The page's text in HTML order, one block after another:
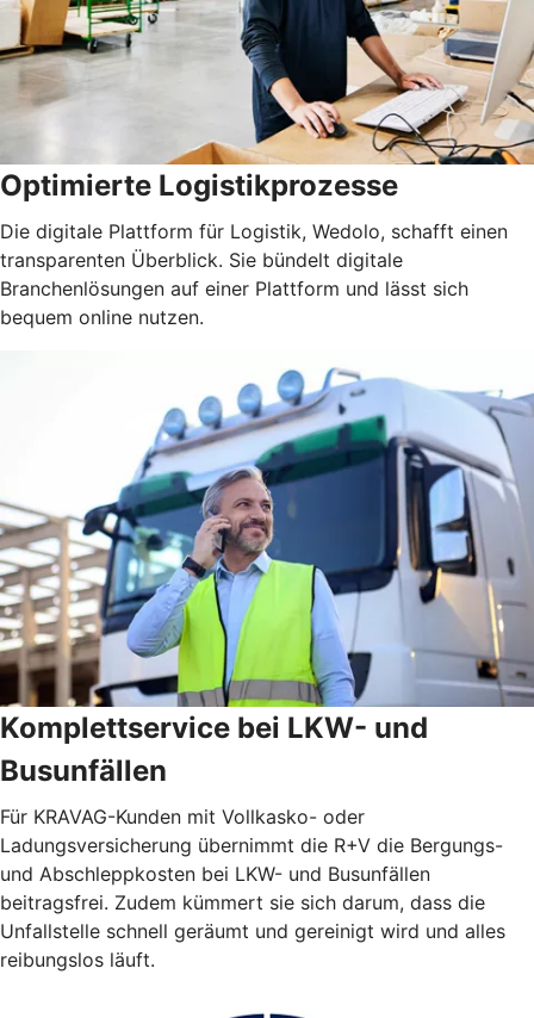
Optimierte Logistikprozesse
Die digitale Plattform für Logistik, Wedolo, schafft einen
transparenten Überblick. Sie bündelt digitale
Branchenlösungen auf einer Plattform und lässt sich
bequem online nutzen.
Komplettservice bei LKW- und
Busunfällen
Für KRAVAG-Kunden mit Vollkasko- oder
Ladungsversicherung übernimmt die R+V die Bergungs-
und Abschleppkosten bei LKW- und Busunfällen
beitragsfrei. Zudem kümmert sie sich darum, dass die
Unfallstelle schnell geräumt und gereinigt wird und alles
reibungslos läuft.